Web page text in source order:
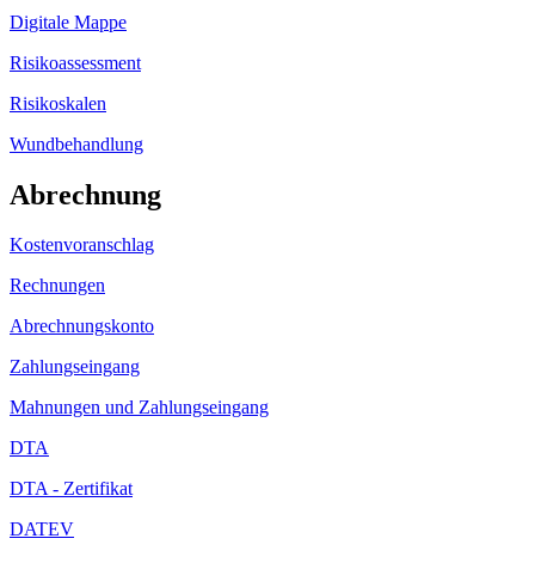
Digitale Mappe
Risikoassessment
Risikoskalen
Wundbehandlung
Abrechnung
Kostenvoranschlag
Rechnungen
Abrechnungskonto
Zahlungseingang
Mahnungen und Zahlungseingang
DTA
DTA - Zertifikat
DATEV